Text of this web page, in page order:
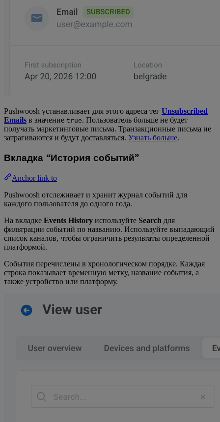
Pushwoosh устанавливает для этого адреса тег Unsubscribed
Emails в значение true. Пользователь больше не будет
получать маркетинговые письма. Транзакционные письма не
затрагиваются и будут доставляться. Узнать больше.
Вкладка “История событий”
Anchor link to
Pushwoosh отслеживает и хранит журнал событий для
каждого пользователя до одного года.
На вкладке Events History используйте Search для
фильтрации событий по названию. Используйте выпадающий
список каналов, чтобы ограничить результаты определенной
платформой.
События перечислены в хронологическом порядке. Каждая
строка показывает временную метку, название события, а
также устройство или платформу.